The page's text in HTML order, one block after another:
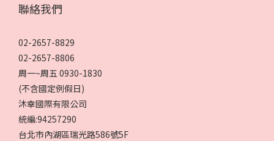
聯絡我們
02-2657-8829
02-2657-8806
周一~周五 0930-1830
(不含國定例假日)
沐幸國際有限公司
統編:94257290
台北市內湖區瑞光路586號5F